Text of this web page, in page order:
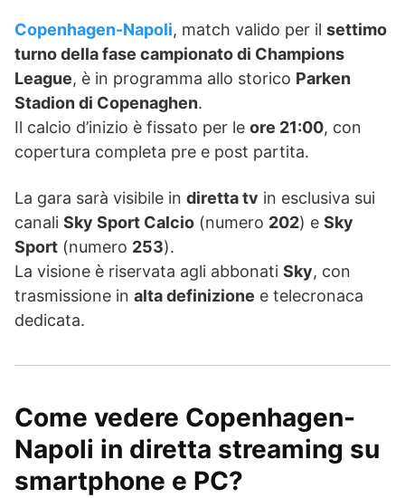
Copenhagen-Napoli, match valido per il settimo
turno della fase campionato di Champions
League, è in programma allo storico Parken
Stadion di Copenaghen.
Il calcio d’inizio è fissato per le ore 21:00, con
copertura completa pre e post partita.
La gara sarà visibile in diretta tv in esclusiva sui
canali Sky Sport Calcio (numero 202) e Sky
Sport (numero 253).
La visione è riservata agli abbonati Sky, con
trasmissione in alta definizione e telecronaca
dedicata.
Come vedere Copenhagen-
Napoli in diretta streaming su
smartphone e PC?